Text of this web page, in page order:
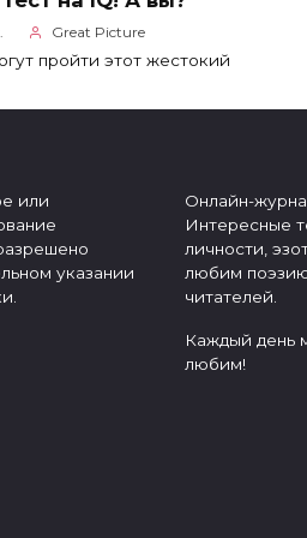
Great Picture
пройти этот жестокий
или
указании
Онлайн-
Интересные
личности,
любим
читателей.
Каждый день
любим!